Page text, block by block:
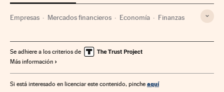
Empresas Mercados financieros Economía Finanzas
Se adhiere a los criterios de
Más información
Si está interesado en licenciar este contenido, pinche aquí